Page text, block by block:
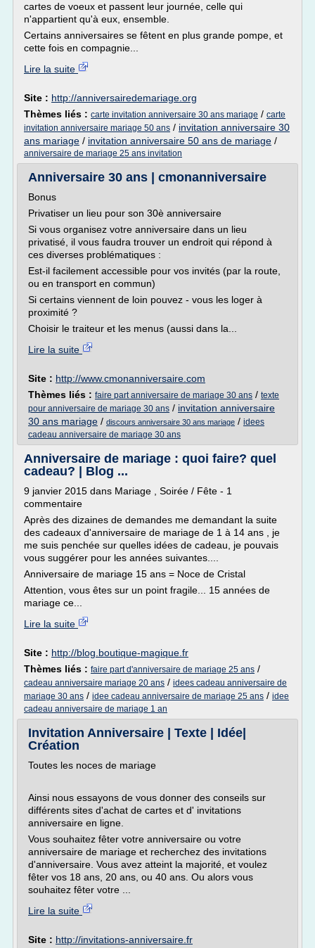
cartes de voeux et passent leur journée, celle qui
n'appartient qu'à eux, ensemble.
Certains anniversaires se fêtent en plus grande pompe, et
cette fois en compagnie...
Lire la suite
Site : http://anniversairedemariage.org
Thèmes liés : carte invitation anniversaire 30 ans mariage / carte
invitation anniversaire mariage 50 ans / invitation anniversaire 30
ans mariage / invitation anniversaire 50 ans de mariage /
anniversaire de mariage 25 ans invitation
Anniversaire 30 ans | cmonanniversaire
Bonus
Privatiser un lieu pour son 30è anniversaire
Si vous organisez votre anniversaire dans un lieu
privatisé, il vous faudra trouver un endroit qui répond à
ces diverses problématiques :
Est-il facilement accessible pour vos invités (par la route,
ou en transport en commun)
Si certains viennent de loin pouvez - vous les loger à
proximité ?
Choisir le traiteur et les menus (aussi dans la...
Lire la suite
Site : http://www.cmonanniversaire.com
Thèmes liés : faire part anniversaire de mariage 30 ans / texte
pour anniversaire de mariage 30 ans / invitation anniversaire
30 ans mariage / discours anniversaire 30 ans mariage / idees
cadeau anniversaire de mariage 30 ans
Anniversaire de mariage : quoi faire? quel
cadeau? | Blog ...
9 janvier 2015 dans Mariage , Soirée / Fête - 1
commentaire
Après des dizaines de demandes me demandant la suite
des cadeaux d'anniversaire de mariage de 1 à 14 ans , je
me suis penchée sur quelles idées de cadeau, je pouvais
vous suggérer pour les années suivantes....
Anniversaire de mariage 15 ans = Noce de Cristal
Attention, vous êtes sur un point fragile... 15 années de
mariage ce...
Lire la suite
Site : http://blog.boutique-magique.fr
Thèmes liés : faire part d'anniversaire de mariage 25 ans /
cadeau anniversaire mariage 20 ans / idees cadeau anniversaire de
mariage 30 ans / idee cadeau anniversaire de mariage 25 ans / idee
cadeau anniversaire de mariage 1 an
Invitation Anniversaire | Texte | Idée|
Création
Toutes les noces de mariage
Ainsi nous essayons de vous donner des conseils sur
différents sites d'achat de cartes et d' invitations
anniversaire en ligne.
Vous souhaitez fêter votre anniversaire ou votre
anniversaire de mariage et recherchez des invitations
d'anniversaire. Vous avez atteint la majorité, et voulez
fêter vos 18 ans, 20 ans, ou 40 ans. Ou alors vous
souhaitez fêter votre ...
Lire la suite
Site : http://invitations-anniversaire.fr